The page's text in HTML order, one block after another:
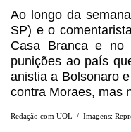
Ao longo da
SP) e o
Casa Branca e no
punições ao país
anistia a Bolsonaro
contra Moraes, mas
Redação com UOL / Imagens: